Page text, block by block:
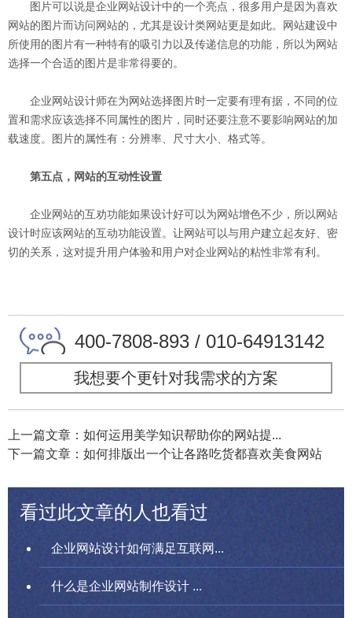
图片可以说是企业网站设计中的一个亮点，很多用户是因为喜欢
网站的图片而访问网站的，尤其是设计类网站更是如此。网站建设中
所使用的图片有一种特有的吸引力以及传递信息的功能，所以为网站
选择一个合适的图片是非常得要的。
企业网站设计师在为网站选择图片时一定要有理有据，不同的位
置和需求应该选择不同属性的图片，同时还要注意不要影响网站的加
载速度。图片的属性有：分辨率、尺寸大小、格式等。
第五点，网站的互动性设置
企业网站的互劝功能如果设计好可以为网站增色不少，所以网站
设计时应该网站的互动功能设置。让网站可以与用户建立起友好、密
切的关系，这对提升用户体验和用户对企业网站的粘性非常有利。
400-7808-893 / 010-64913142
我想要个更针对我需求的方案
上一篇文章：如何运用美学知识帮助你的网站提...
下一篇文章：如何排版出一个让各路吃货都喜欢美食网站
看过此文章的人也看过
企业网站设计如何满足互联网...
什么是企业网站制作设计 ...